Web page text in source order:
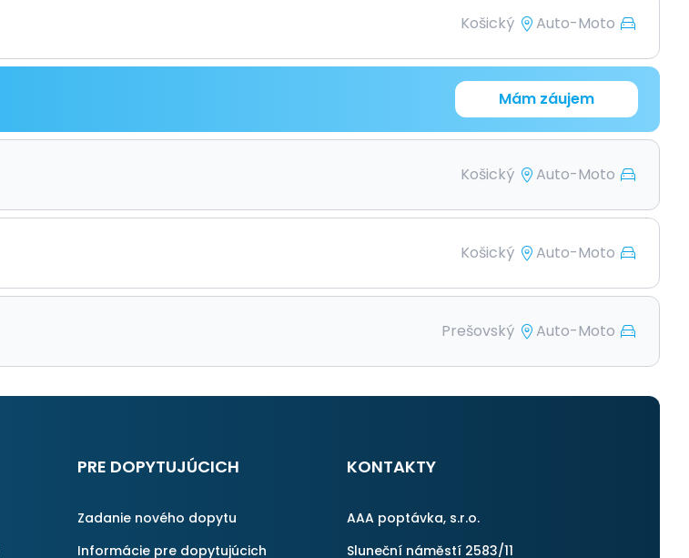
Košický Auto-Moto
Mám záujem
Košický Auto-Moto
Košický Auto-Moto
Prešovský Auto-Moto
PRE DOPYTUJÚCICH
Zadanie nového dopytu
Informácie pre dopytujúcich
KONTAKTY
AAA poptávka, s.r.o.
Sluneční náměstí 2583/11